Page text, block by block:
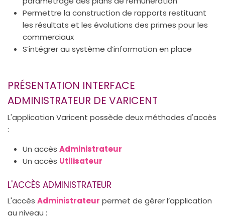
Permettre la construction de rapports restituant
les résultats et les évolutions des primes pour les
commerciaux
S’intégrer au système d’information en place
PRÉSENTATION INTERFACE
ADMINISTRATEUR DE VARICENT
L'application Varicent possède deux méthodes d'accès
:
Un accès Administrateur
Un accès Utilisateur
L'ACCÈS ADMINISTRATEUR
L'accès Administrateur permet de gérer l’application
au niveau :